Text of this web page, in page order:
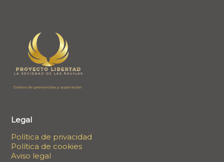
Legal
Política de privacidad
Política de cookies
Aviso legal